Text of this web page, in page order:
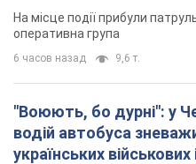
На місце події прибули
оперативна група
6 часов назад 9,6 т.
"Воюють, бо дурні": у
водій автобуса
українських